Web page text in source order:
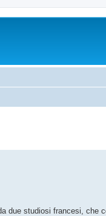
due studiosi francesi, che